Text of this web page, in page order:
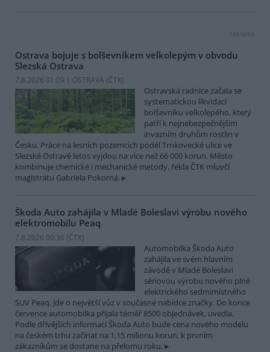
reklama
Ostrava bojuje s bolševníkem velkolepým v obvodu
Slezská Ostrava
7.8.2026 01:09 | OSTRAVA (ČTK)
Ostravská radnice začala se
systematickou likvidací
bolševníku velkolepého, který
patří k nejnebezpečnějším
invazním druhům rostlin v
Česku. Práce na lesních pozemcích podél Trnkovecké ulice ve
Slezské Ostravě letos vyjdou na více než 66 000 korun. Město
kombinuje chemické i mechanické metody, řekla ČTK mluvčí
magistrátu Gabriela Pokorná.
Škoda Auto zahájila v Mladé Boleslavi výrobu nového
elektromobilu Peaq
7.8.2026 00:36 (ČTK)
Automobilka Škoda Auto
zahájila ve svém hlavním
závodě v Mladé Boleslavi
sériovou výrobu nového plně
elektrického sedmimístného
SUV Peaq. Jde o největší vůz v současné nabídce značky. Do konce
července automobilka přijala téměř 8500 objednávek, uvedla.
Podle dřívějších informací Škoda Auto bude cena nového modelu
na českém trhu začínat na 1,15 milionu korun, k prvním
zákazníkům se dostane na přelomu roku.